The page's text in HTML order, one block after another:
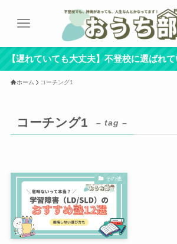
【遅れていても大丈夫】不登校に選ばれ
ホーム コーチング1
コーチング1 – tag –
その他